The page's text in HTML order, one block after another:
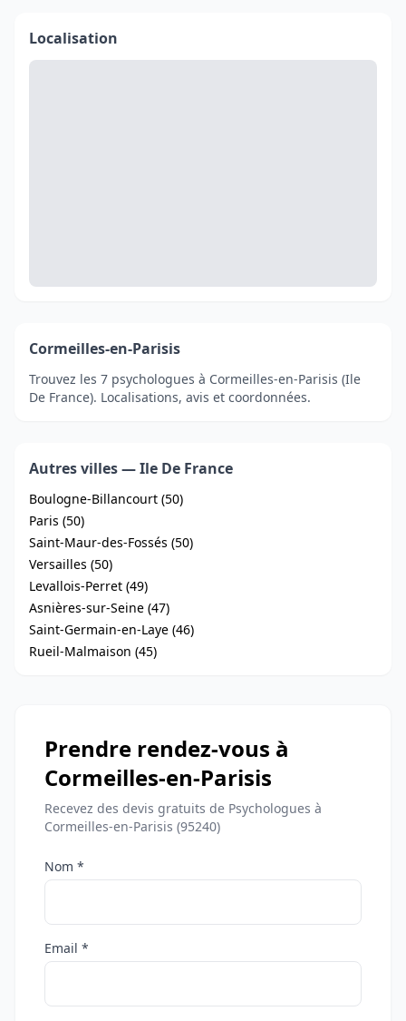
Localisation
Cormeilles-en-Parisis
Trouvez les 7 psychologues à Cormeilles-en-Parisis (Ile
De France). Localisations, avis et coordonnées.
Autres villes — Ile De France
Boulogne-Billancourt (50)
Paris (50)
Saint-Maur-des-Fossés (50)
Versailles (50)
Levallois-Perret (49)
Asnières-sur-Seine (47)
Saint-Germain-en-Laye (46)
Rueil-Malmaison (45)
Prendre rendez-vous à
Cormeilles-en-Parisis
Recevez des devis gratuits de Psychologues à
Cormeilles-en-Parisis (95240)
Nom *
Email *